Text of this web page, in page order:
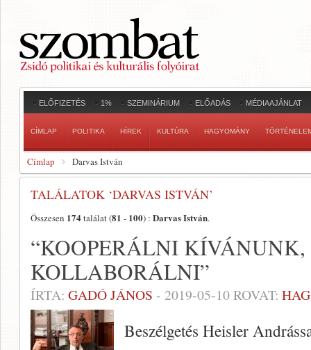
ELŐFIZETÉS 1% SZEMINÁRIUM ELŐADÁS MÉDIAAJÁNLAT
CÍMLAP POLITIKA HÍREK KULTÚRA HAGYOMÁNY
Címlap Darvas István
TALÁLATOK ‘DARVAS ISTVÁN’
Összesen 174találat (81 - 100) : Darvas István.
“KOOPERÁLNI
KOLLABORÁLNI”
ÍRTA: GADÓ JÁNOS - 2019-05-10ROVAT:
Beszélgetés Heisler